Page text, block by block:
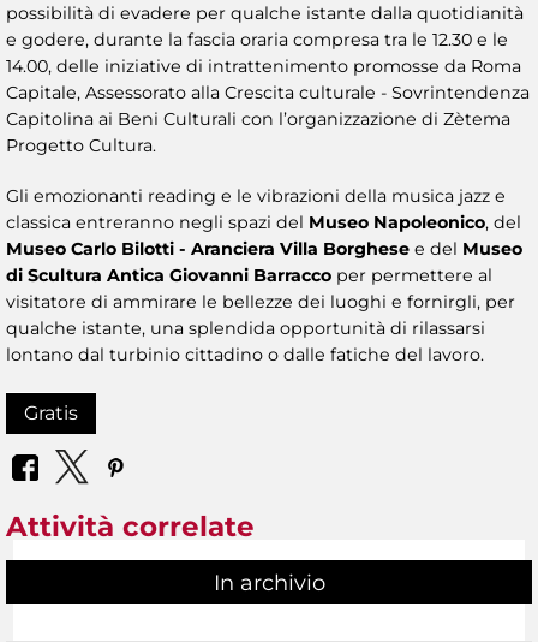
possibilità di evadere per qualche istante dalla quotidianità
e godere, durante la fascia oraria compresa tra le 12.30 e le
14.00, delle iniziative di intrattenimento promosse da Roma
Capitale, Assessorato alla Crescita culturale - Sovrintendenza
Capitolina ai Beni Culturali con l’organizzazione di Zètema
Progetto Cultura.
Gli emozionanti reading e le vibrazioni della musica jazz e
classica entreranno negli spazi del Museo Napoleonico, del
Museo Carlo Bilotti - Aranciera Villa Borghese e del Museo
di Scultura Antica Giovanni Barracco per permettere al
visitatore di ammirare le bellezze dei luoghi e fornirgli, per
qualche istante, una splendida opportunità di rilassarsi
lontano dal turbinio cittadino o dalle fatiche del lavoro.
Gratis
Attività correlate
In archivio